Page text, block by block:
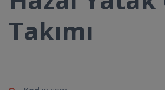
Takımı